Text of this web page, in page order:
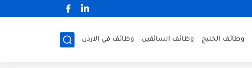
وظائف الخليج وظائف السائقين وظائف في الاردن